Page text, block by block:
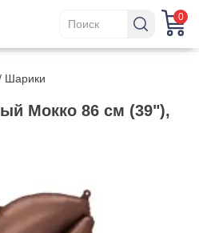
0
Шарики
Мокко 86 см (39"),